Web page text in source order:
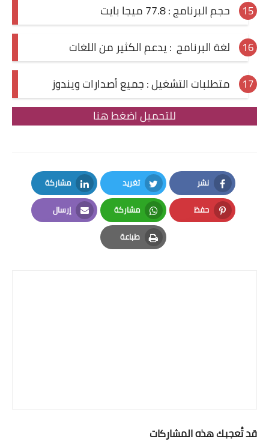
حجم البرنامج : 77.8 ميجا بايت
لغة البرنامج : يدعم الكثير من اللغات
متطلبات التشغيل : جميع أصدارات ويندوز
للتحميل اضغط هنا
نشر
Facebook
تغريد
Twitter
مشاركة
LinkedIn
حفظ
Pinterest
مشاركة
Whatsapp
إرسال
Email
طباعة
Print
قد تُعجبك هذه المشاركات